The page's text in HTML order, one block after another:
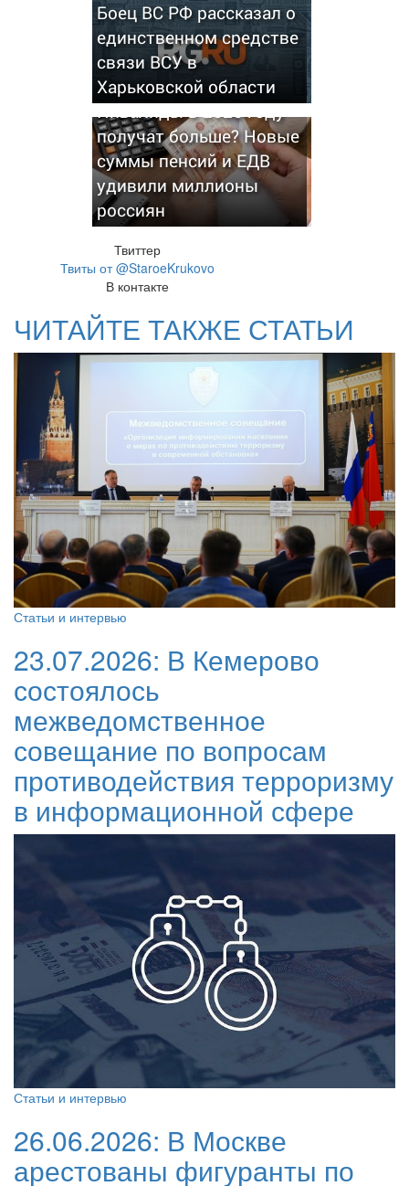
Боец ВС РФ рассказал о
единственном средстве
связи ВСУ в
Харьковской области
Инвалиды в 2026 году
получат больше? Новые
суммы пенсий и ЕДВ
удивили миллионы
россиян
Твиттер
Твиты от @StaroeKrukovo
В контакте
ЧИТАЙТЕ ТАКЖЕ СТАТЬИ
Статьи и интервью
23.07.2026: В Кемерово
состоялось
межведомственное
совещание по вопросам
противодействия терроризму
в информационной сфере
Статьи и интервью
26.06.2026: В Москве
арестованы фигуранты по